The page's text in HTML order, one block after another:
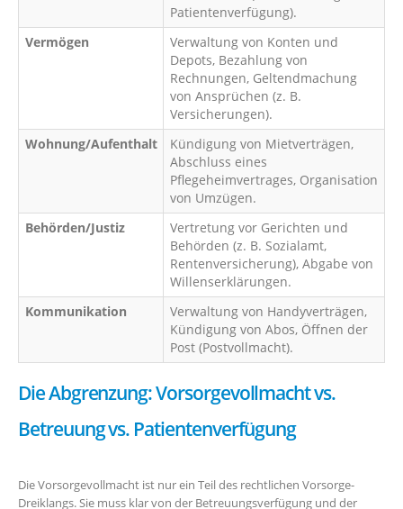
Patientenverfügung).
Vermögen
Verwaltung von Konten und
Depots, Bezahlung von
Rechnungen, Geltendmachung
von Ansprüchen (z. B.
Versicherungen).
Wohnung/Aufenthalt
Kündigung von Mietverträgen,
Abschluss eines
Pflegeheimvertrages, Organisation
von Umzügen.
Behörden/Justiz
Vertretung vor Gerichten und
Behörden (z. B. Sozialamt,
Rentenversicherung), Abgabe von
Willenserklärungen.
Kommunikation
Verwaltung von Handyverträgen,
Kündigung von Abos, Öffnen der
Post (Postvollmacht).
Die Abgrenzung: Vorsorgevollmacht vs.
Betreuung vs. Patientenverfügung
Die Vorsorgevollmacht ist nur ein Teil des rechtlichen Vorsorge-
Dreiklangs. Sie muss klar von der Betreuungsverfügung und der